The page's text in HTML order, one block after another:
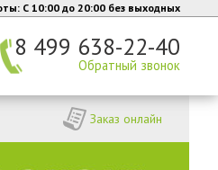
C 10:00 до 20:00 без выходных
8 499 638-22-40
Обратный звонок
Заказ онлайн